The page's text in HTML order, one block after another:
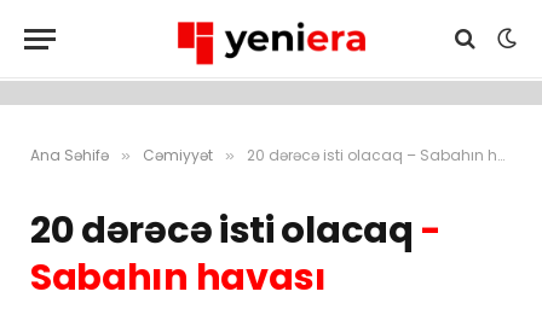
Ana Səhifə » Cəmiyyət » 20 dərəcə isti olacaq – Sabahın havası
20 dərəcə isti olacaq -
Sabahın havası